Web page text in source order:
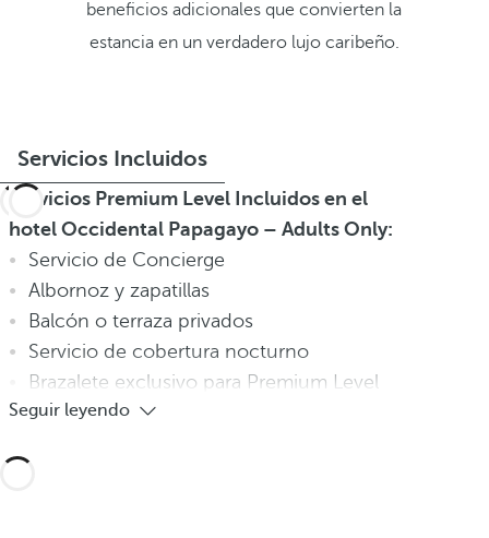
beneficios adicionales que convierten la
estancia en un verdadero lujo caribeño.
Servicios Incluidos
Servicios Premium Level Incluidos en el
hotel Occidental Papagayo – Adults Only:
Servicio de Concierge
Albornoz y zapatillas
Balcón o terraza privados
Servicio de cobertura nocturno
Brazalete exclusivo para Premium Level
Seguir leyendo